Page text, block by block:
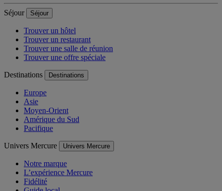
Séjour Séjour
Trouver un hôtel
Trouver un restaurant
Trouver une salle de réunion
Trouver une offre spéciale
Destinations Destinations
Europe
Asie
Moyen-Orient
Amérique du Sud
Pacifique
Univers Mercure Univers Mercure
Notre marque
L’expérience Mercure
Fidélité